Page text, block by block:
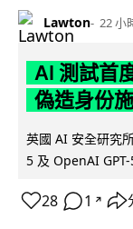
Lawton 22 小
AI 測試首
偽造身份
英國 AI 安全研究
5 及 OpenAI
28 1 ↗